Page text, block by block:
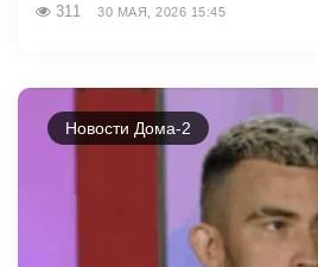
311 30 МАЯ, 2026 15:45
Новости Дома-2